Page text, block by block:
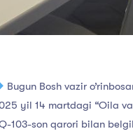
Bugun Bosh vazir
yil 14 martdagi “Oila
103-son qarori bilan